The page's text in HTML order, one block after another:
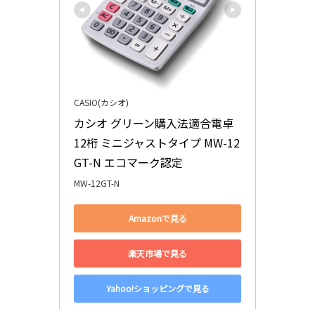
CASIO(カシオ)
カシオ グリーン購入法適合電卓
12桁 ミニジャストタイプ MW-12
GT-N エコマーク認定
MW-12GT-N
Amazonで見る
楽天市場で見る
Yahoo!ショッピングで見る